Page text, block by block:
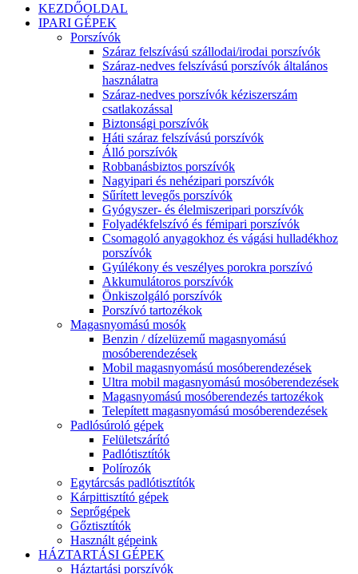
KEZDŐOLDAL
IPARI GÉPEK
Porszívók
Száraz felszívású szállodai/irodai porszívók
Száraz-nedves felszívású porszívók általános
használatra
Száraz-nedves porszívók kéziszerszám
csatlakozással
Biztonsági porszívók
Háti száraz felszívású porszívók
Álló porszívók
Robbanásbiztos porszívók
Nagyipari és nehézipari porszívók
Sűrített levegős porszívók
Gyógyszer- és élelmiszeripari porszívók
Folyadékfelszívó és fémipari porszívók
Csomagoló anyagokhoz és vágási hulladékhoz
porszívók
Gyúlékony és veszélyes porokra porszívó
Akkumulátoros porszívók
Önkiszolgáló porszívók
Porszívó tartozékok
Magasnyomású mosók
Benzin / dízelüzemű magasnyomású
mosóberendezések
Mobil magasnyomású mosóberendezések
Ultra mobil magasnyomású mosóberendezések
Magasnyomású mosóberendezés tartozékok
Telepített magasnyomású mosóberendezések
Padlósúroló gépek
Felületszárító
Padlótisztítók
Polírozók
Egytárcsás padlótisztítók
Kárpittisztító gépek
Seprőgépek
Gőztisztítók
Használt gépeink
HÁZTARTÁSI GÉPEK
Háztartási porszívók